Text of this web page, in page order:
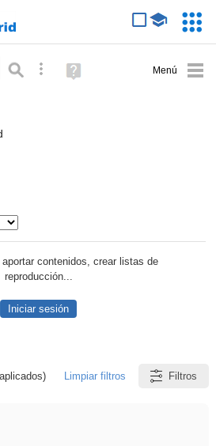
Búsqueda avanzada
Ayuda
(en
aportar contenidos, crear listas de
reproducción...
Iniciar sesión
Limpiar filtros Filtros